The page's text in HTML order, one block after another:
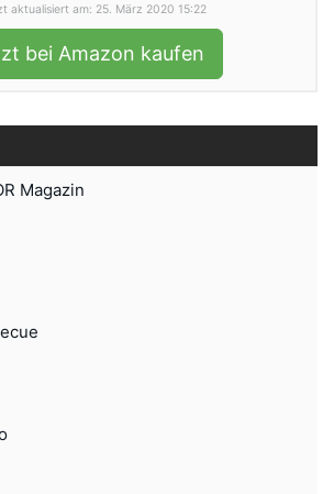
aktualisiert am: 25. März 2020 15:22
bei Amazon kaufen
Magazin